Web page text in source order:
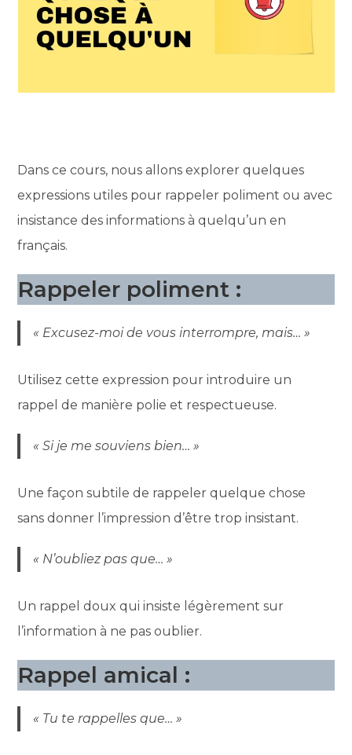
Dans ce cours, nous allons explorer quelques
expressions utiles pour rappeler poliment ou avec
insistance des informations à quelqu’un en
français.
Rappeler poliment :
« Excusez-moi de vous interrompre, mais… »
Utilisez cette expression pour introduire un
rappel de manière polie et respectueuse.
« Si je me souviens bien… »
Une façon subtile de rappeler quelque chose
sans donner l’impression d’être trop insistant.
« N’oubliez pas que… »
Un rappel doux qui insiste légèrement sur
l’information à ne pas oublier.
Rappel amical :
« Tu te rappelles que… »